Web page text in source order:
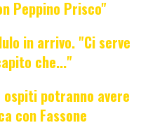
Peppino Prisco"
in arrivo. "Ci serve
che..."
potranno avere
con Fassone